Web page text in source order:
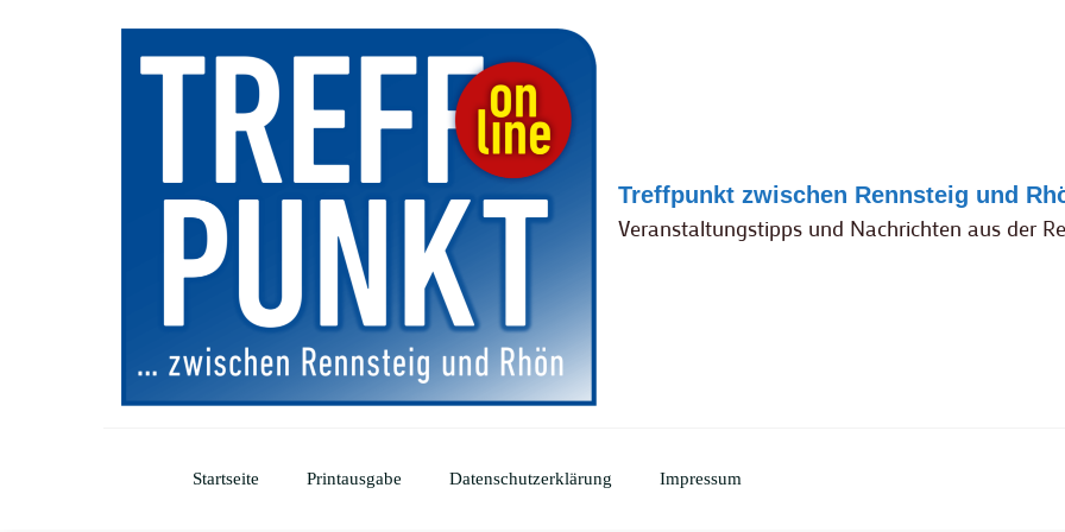
Treffpunkt zwischen Rennsteig und
Veranstaltungstipps und Nachrichten aus der
Startseite Printausgabe Datenschutzerklärung Impressum